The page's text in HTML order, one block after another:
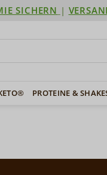
SICHERN |
PROTEINE &